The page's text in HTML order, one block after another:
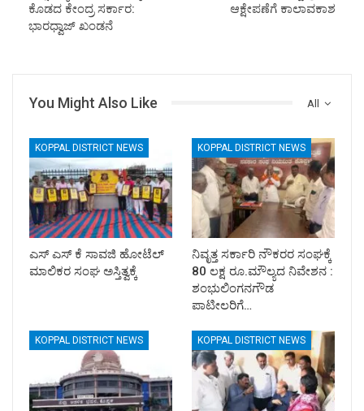
ಕೊಡದ ಕೇಂದ್ರ ಸರ್ಕಾರ:
ಭಾರಧ್ವಾಜ್ ಖಂಡನೆ
ಆಕ್ಷೇಪಣೆಗೆ ಕಾಲಾವಕಾಶ
All
You Might Also Like
KOPPAL DISTRICT NEWS
ಎಸ್ ಎಸ್ ಕೆ ಸಾವಜಿ ಹೋಟೆಲ್
ಮಾಲಿಕರ ಸಂಘ ಅಸ್ತಿತ್ವಕ್ಕೆ
KOPPAL DISTRICT NEWS
ನಿವೃತ್ತ ಸರ್ಕಾರಿ ನೌಕರರ ಸಂಘಕ್ಕೆ
80 ಲಕ್ಷ ರೂ.ಮೌಲ್ಯದ ನಿವೇಶನ :
ಶಂಭುಲಿಂಗನಗೌಡ
ಪಾಟೀಲರಿಗೆ…
KOPPAL DISTRICT NEWS KOPPAL DISTRICT NEWS